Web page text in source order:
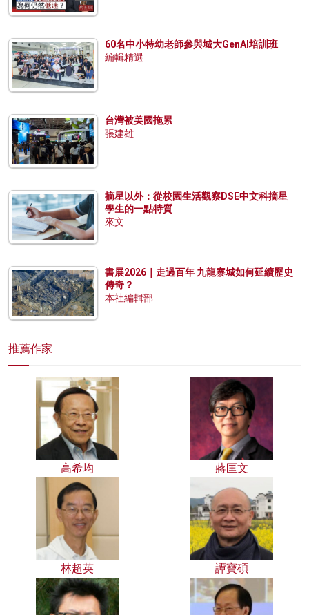
60名中小特幼老師參與城大GenAI培訓班
編輯精選
台灣被美國拖累
張建雄
摘星以外：從校園生活觀察DSE中文科摘星
學生的一點特質
來文
書展2026｜走過百年 九龍寨城如何延續歷史
傳奇？
本社編輯部
推薦作家
高希均 蔣匡文
林超英 譚寶碩